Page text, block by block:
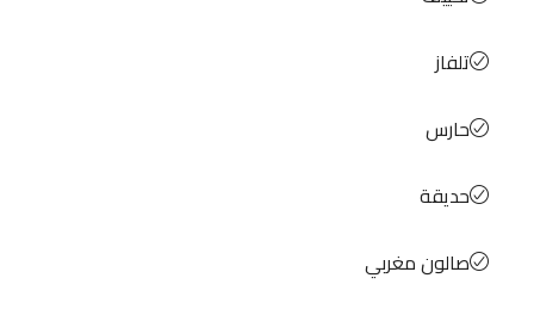
تلفاز
حارس
حديقة
صالون مغربي